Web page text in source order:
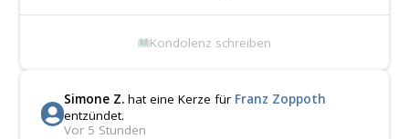
Kondolenz schreiben
Simone Z. hat eine Kerze für Franz Zoppoth
entzündet.
Vor 5 Stunden